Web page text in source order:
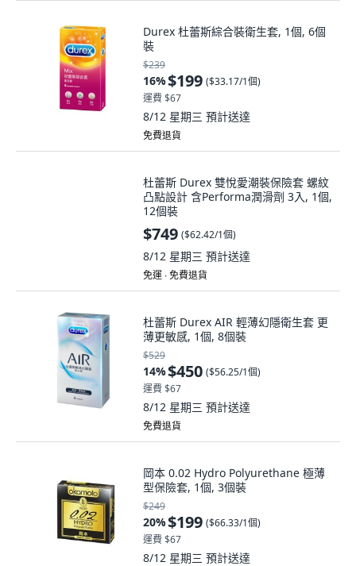
Durex 杜蕾斯綜合裝衛生套, 1個, 6個
裝
$239
16%$199 ($33.17/1個)
運費 $67
8/12 星期三 預計送達
免費退貨
杜蕾斯 Durex 雙悅愛潮裝保險套 螺紋
凸點設計 含Performa潤滑劑 3入, 1個,
12個裝
$749 ($62.42/1個)
8/12 星期三 預計送達
免運 ∙ 免費退貨
杜蕾斯 Durex AIR 輕薄幻隱衛生套 更
薄更敏感, 1個, 8個裝
$529
14%$450 ($56.25/1個)
運費 $67
8/12 星期三 預計送達
免費退貨
岡本 0.02 Hydro Polyurethane 極薄
型保險套, 1個, 3個裝
$249
20%$199 ($66.33/1個)
運費 $67
8/12 星期三 預計送達